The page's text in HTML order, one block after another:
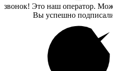
звонок! Это наш оператор.
Вы успешно